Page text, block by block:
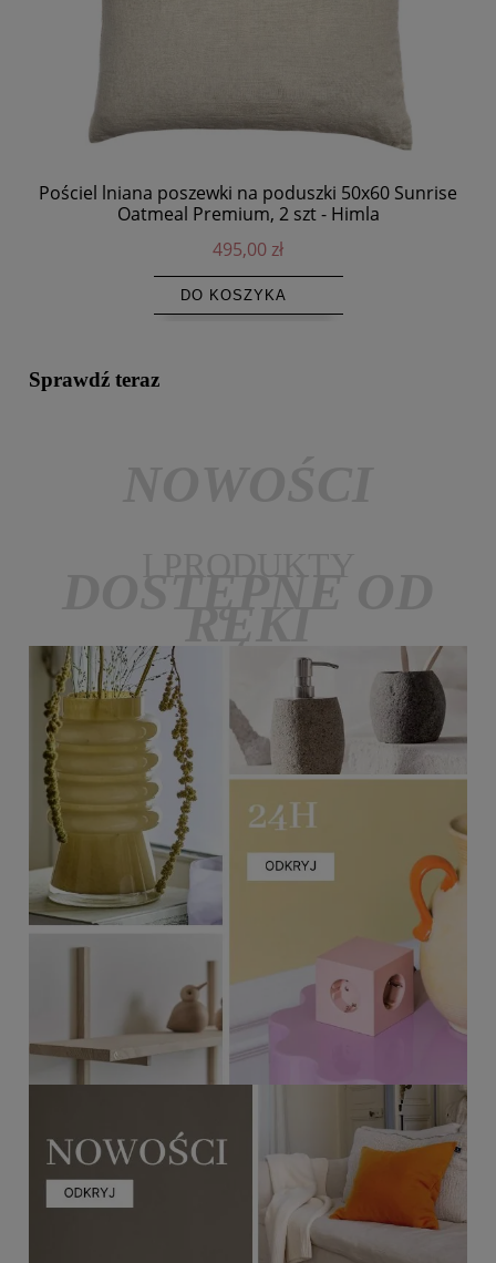
Pościel lniana poszewki na poduszki 50x60 Sunrise
Oatmeal Premium, 2 szt - Himla
495,00 zł
DO KOSZYKA
Sprawdź teraz